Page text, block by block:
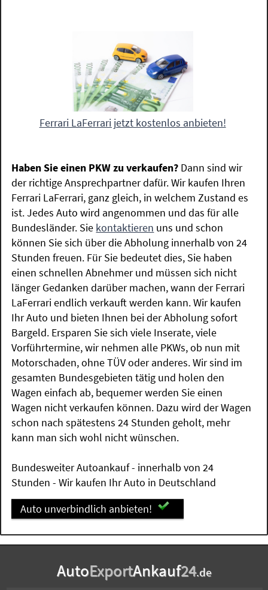
Ferrari LaFerrari jetzt kostenlos anbieten!
Haben Sie einen PKW zu verkaufen? Dann sind wir
der richtige Ansprechpartner dafür. Wir kaufen Ihren
Ferrari LaFerrari, ganz gleich, in welchem Zustand es
ist. Jedes Auto wird angenommen und das für alle
Bundesländer. Sie kontaktieren uns und schon
können Sie sich über die Abholung innerhalb von 24
Stunden freuen. Für Sie bedeutet dies, Sie haben
einen schnellen Abnehmer und müssen sich nicht
länger Gedanken darüber machen, wann der Ferrari
LaFerrari endlich verkauft werden kann. Wir kaufen
Ihr Auto und bieten Ihnen bei der Abholung sofort
Bargeld. Ersparen Sie sich viele Inserate, viele
Vorführtermine, wir nehmen alle PKWs, ob nun mit
Motorschaden, ohne TÜV oder anderes. Wir sind im
gesamten Bundesgebieten tätig und holen den
Wagen einfach ab, bequemer werden Sie einen
Wagen nicht verkaufen können. Dazu wird der Wagen
schon nach spätestens 24 Stunden geholt, mehr
kann man sich wohl nicht wünschen.
Bundesweiter Autoankauf - innerhalb von 24
Stunden - Wir kaufen Ihr Auto in Deutschland
Auto unverbindlich anbieten!
AutoExportAnkauf24.de